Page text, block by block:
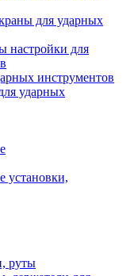
для ударных
настройки для
инструментов
ударных
установки,
руты